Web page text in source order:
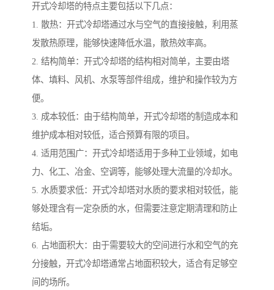
开式冷却塔的特点主要包括以下几点：
1. 散热：开式冷却塔通过水与空气的直接接触，利用蒸
发散热原理，能够快速降低水温，散热效率高。
2. 结构简单：开式冷却塔的结构相对简单，主要由塔
体、填料、风机、水泵等部件组成，维护和操作较为方
便。
3. 成本较低：由于结构简单，开式冷却塔的制造成本和
维护成本相对较低，适合预算有限的项目。
4. 适用范围广：开式冷却塔适用于多种工业领域，如电
力、化工、冶金、空调等，能够处理大流量的冷却水。
5. 水质要求低：开式冷却塔对水质的要求相对较低，能
够处理含有一定杂质的水，但需要注意定期清理和防止
结垢。
6. 占地面积大：由于需要较大的空间进行水和空气的充
分接触，开式冷却塔通常占地面积较大，适合有足够空
间的场所。